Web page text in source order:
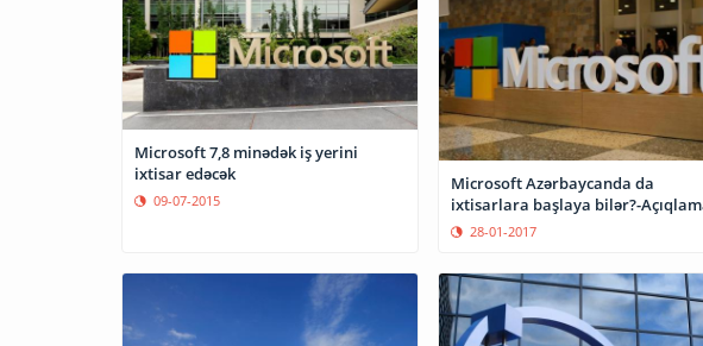
Microsoft 7,8 minədək iş yerini
ixtisar edəcək
09-07-2015
Microsoft Azərbaycanda da
ixtisarlara başlaya bilər?-
28-01-2017